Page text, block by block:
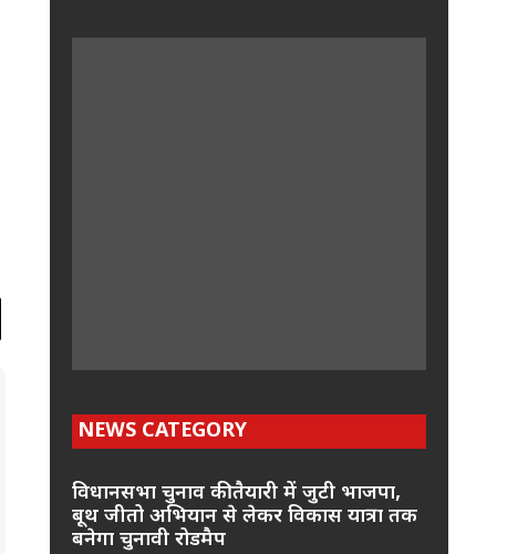
NEWS CATEGORY
विधानसभा चुनाव की तैयारी में जुटी भाजपा,
बूथ जीतो अभियान से लेकर विकास यात्रा तक
बनेगा चुनावी रोडमैप